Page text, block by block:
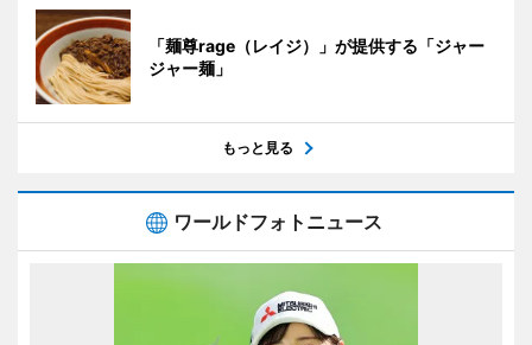
「麺尊rage（レイジ）」が提供する「ジャー
ジャー麺」
もっと見る
ワールドフォトニュース